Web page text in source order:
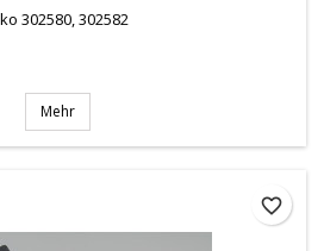
302580, 302582
Mehr
favorite_border